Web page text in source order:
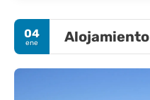
04
ene Alojamiento